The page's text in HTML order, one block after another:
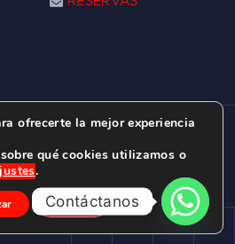
LAS DUNAS ©
GALAN 1, SALINAS
ofrecerte la mejor experiencia
qué cookies utilizamos o
.
Ajustes
Contáctanos